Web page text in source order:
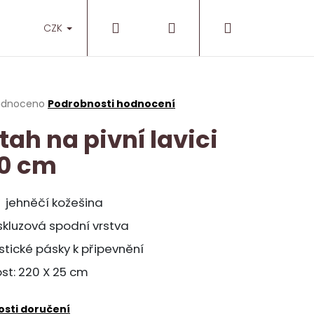
O nás Prodejny
CZK Přihlášení
Podrobnosti hodnocení
na pivní lavici
cm
jehněčí kožešina
spodní vrstva
pásky k připevnění
220 X 25 cm
doručení